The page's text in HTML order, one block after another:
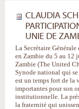
CLAUDIA
UNIE DE
La Secrétaire
en Zambie du 5 au 12
Zambie (The United
Synode national qui
est un temps fort de la
importantes pour son
institutionnelle. La
la fraternité qui